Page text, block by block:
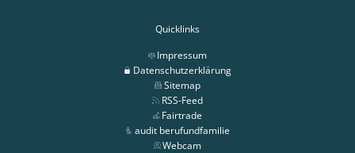
Quicklinks
Impressum
Datenschutzerklärung
Sitemap
RSS-Feed
Fairtrade
audit berufundfamilie
Webcam